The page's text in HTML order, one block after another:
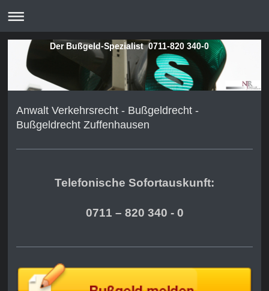
Der Bußgeld-Spezialist 0711-820 340-0
Anwalt Verkehrsrecht - Bußgeldrecht -
Bußgeldrecht Zuffenhausen
Telefonische Sofortauskunft:
0711 – 820 340 - 0